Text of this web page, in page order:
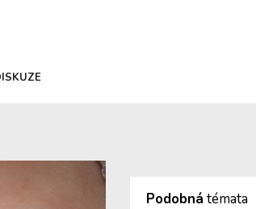
Podobná témata